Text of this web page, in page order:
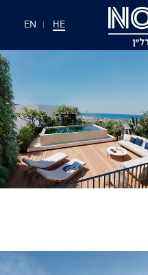
EN | HE